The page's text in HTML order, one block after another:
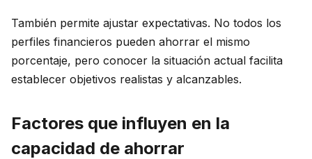
También permite ajustar expectativas. No todos los
perfiles financieros pueden ahorrar el mismo
porcentaje, pero conocer la situación actual facilita
establecer objetivos realistas y alcanzables.
Factores que influyen en la
capacidad de ahorrar